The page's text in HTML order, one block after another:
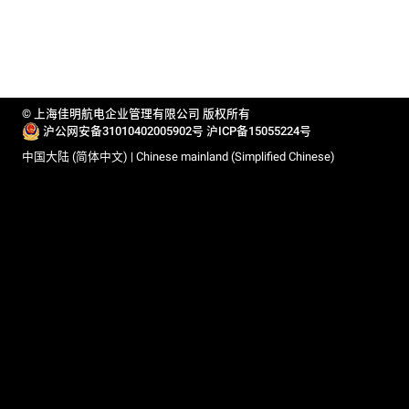
© 上海佳明航电企业管理有限公司 版权所有
沪公网安备31010402005902号 沪ICP备15055224号
中国大陆 (简体中文) | Chinese mainland (Simplified Chinese)